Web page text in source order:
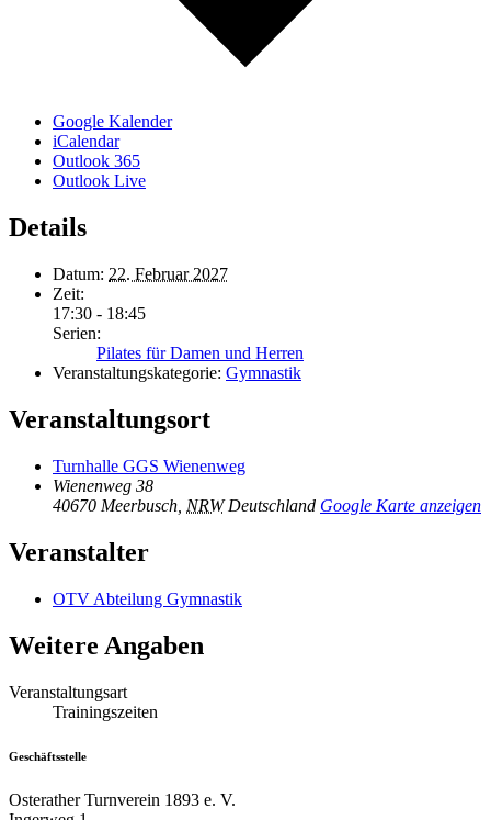
Google Kalender
iCalendar
Outlook 365
Outlook Live
Details
Datum: 22. Februar 2027
Zeit:
17:30 - 18:45
Serien:
Pilates für Damen und Herren
Veranstaltungskategorie: Gymnastik
Veranstaltungsort
Turnhalle GGS Wienenweg
Wienenweg 38
40670 Meerbusch NRW Deutschland Google Karte anzeigen
Veranstalter
OTV Abteilung Gymnastik
Weitere Angaben
Veranstaltungsart
Trainingszeiten
Geschäftsstelle
Osterather Turnverein 1893 e. V.